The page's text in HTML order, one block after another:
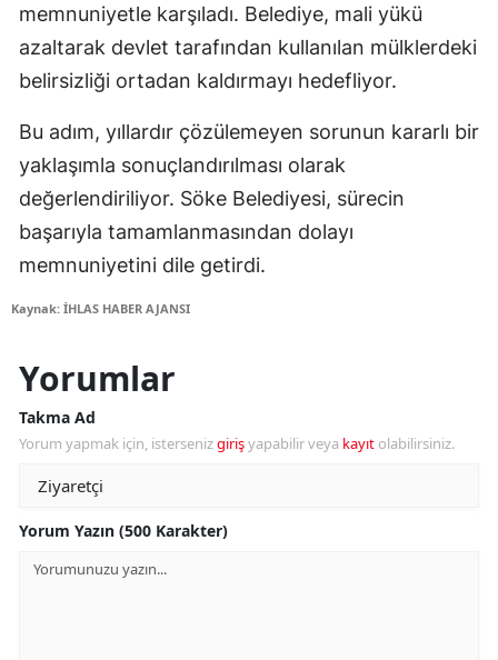
memnuniyetle karşıladı. Belediye, mali yükü
azaltarak devlet tarafından kullanılan mülklerdeki
belirsizliği ortadan kaldırmayı hedefliyor.
Bu adım, yıllardır çözülemeyen sorunun kararlı bir
yaklaşımla sonuçlandırılması olarak
değerlendiriliyor. Söke Belediyesi, sürecin
başarıyla tamamlanmasından dolayı
memnuniyetini dile getirdi.
Kaynak: İHLAS HABER AJANSI
Yorumlar
Takma Ad
Yorum yapmak için, istersenizgirişyapabilir veya kayıt olabilirsiniz.
Yorum Yazın (500 Karakter)